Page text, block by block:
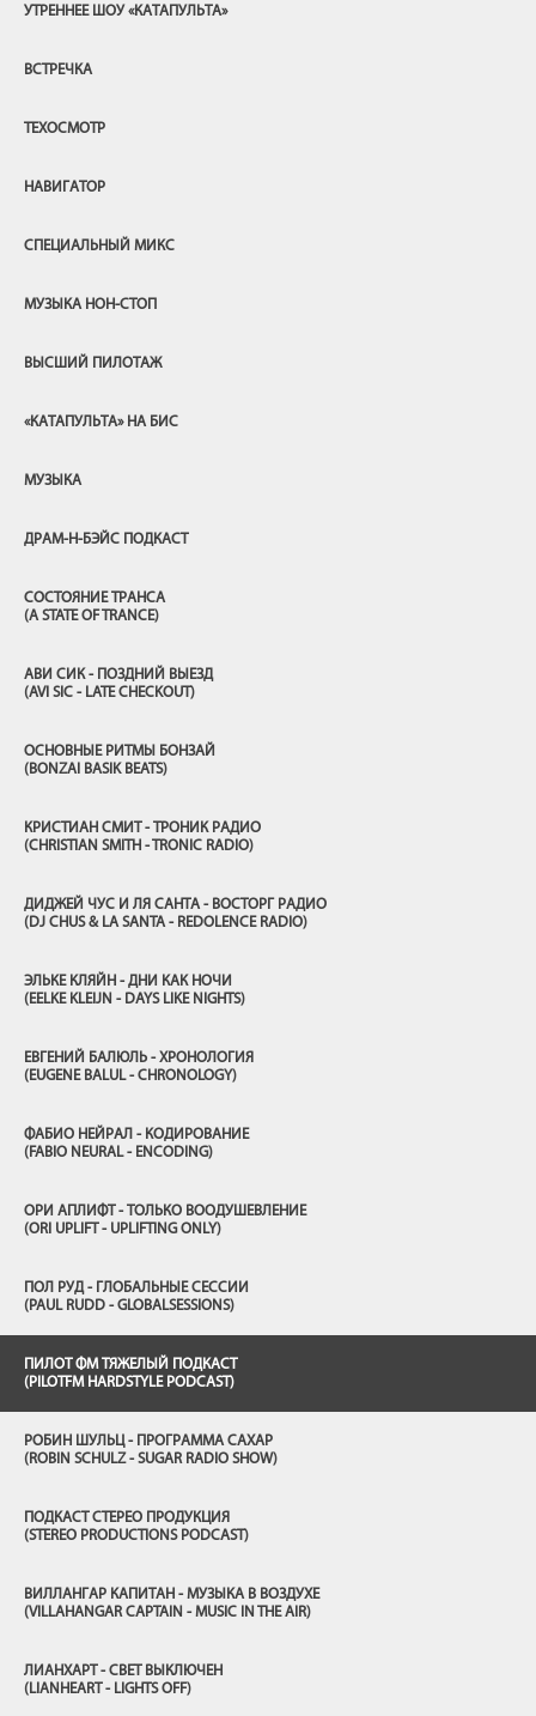
УТРЕННЕЕ ШОУ «КАТАПУЛЬТА»
ВСТРЕЧКА
ТЕХОСМОТР
НАВИГАТОР
СПЕЦИАЛЬНЫЙ МИКС
МУЗЫКА НОН-СТОП
ВЫСШИЙ ПИЛОТАЖ
«КАТАПУЛЬТА» НА БИС
МУЗЫКА
ДРАМ-Н-БЭЙС ПОДКАСТ
СОСТОЯНИЕ ТРАНСА
(A STATE OF TRANCE)
АВИ СИК - ПОЗДНИЙ ВЫЕЗД
(AVI SIC - LATE CHECKOUT)
ОСНОВНЫЕ РИТМЫ БОНЗАЙ
(BONZAI BASIK BEATS)
КРИСТИАН СМИТ - ТРОНИК РАДИО
(CHRISTIAN SMITH - TRONIC RADIO)
ДИДЖЕЙ ЧУС И ЛЯ САНТА - ВОСТОРГ РАДИО
(DJ CHUS & LA SANTA - REDOLENCE RADIO)
ЭЛЬКЕ КЛЯЙН - ДНИ КАК НОЧИ
(EELKE KLEIJN - DAYS LIKE NIGHTS)
ЕВГЕНИЙ БАЛЮЛЬ - ХРОНОЛОГИЯ
(EUGENE BALUL - CHRONOLOGY)
ФАБИО НЕЙРАЛ - КОДИРОВАНИЕ
(FABIO NEURAL - ENCODING)
ОРИ АПЛИФТ - ТОЛЬКО ВООДУШЕВЛЕНИЕ
(ORI UPLIFT - UPLIFTING ONLY)
ПОЛ РУД - ГЛОБАЛЬНЫЕ СЕССИИ
(PAUL RUDD - GLOBALSESSIONS)
ПИЛОТ ФМ ТЯЖЕЛЫЙ ПОДКАСТ
(PILOTFM HARDSTYLE PODCAST)
РОБИН ШУЛЬЦ - ПРОГРАММА САХАР
(ROBIN SCHULZ - SUGAR RADIO SHOW)
ПОДКАСТ СТЕРЕО ПРОДУКЦИЯ
(STEREO PRODUCTIONS PODCAST)
ВИЛЛАНГАР КАПИТАН - МУЗЫКА В ВОЗДУХЕ
(VILLAHANGAR CAPTAIN - MUSIC IN THE AIR)
ЛИАНХАРТ - СВЕТ ВЫКЛЮЧЕН
(LIANHEART - LIGHTS OFF)